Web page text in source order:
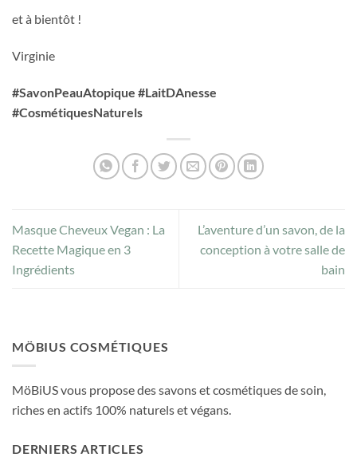
et à bientôt !
Virginie
#SavonPeauAtopique #LaitDAnesse
#CosmétiquesNaturels
Masque Cheveux Vegan : La
Recette Magique en 3
Ingrédients
L’aventure d’un savon, de la
conception à votre salle de
bain
MÖBIUS COSMÉTIQUES
MöBiUS vous propose des savons et cosmétiques de soin,
riches en actifs 100% naturels et végans.
DERNIERS ARTICLES